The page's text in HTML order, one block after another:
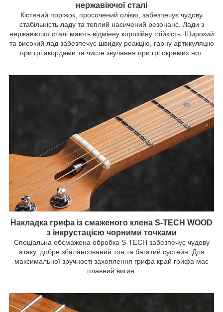
нержавіючої сталі
Кістяний поріжок, просочений олією, забезпечує чудову
стабільність ладу та теплий насичений резонанс. Лади з
нержавіючої сталі мають відмінну корозійну стійкість. Широкий
та високий лад забезпечує швидку реакцію, гарну артикуляцію
при грі акордами та чисте звучання при грі окремих нот.
Накладка грифа із смаженого клена S-TECH WOOD
з інкрустацією чорними точками
Спеціальна обсмажена обробка S-TECH забезпечує чудову
атаку, добре збалансований тон та багатий сустейн. Для
максимальної зручності захоплення грифа край грифа має
плавний вигин.